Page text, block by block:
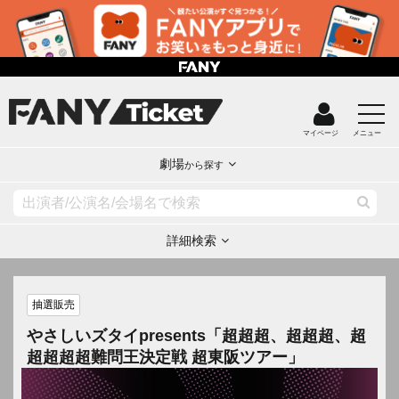
マイページ メニュー
劇場から探す
詳細検索
抽選販売
やさしいズタイpresents「超超超、超超超、超
超超超超難問王決定戦 超東阪ツアー」